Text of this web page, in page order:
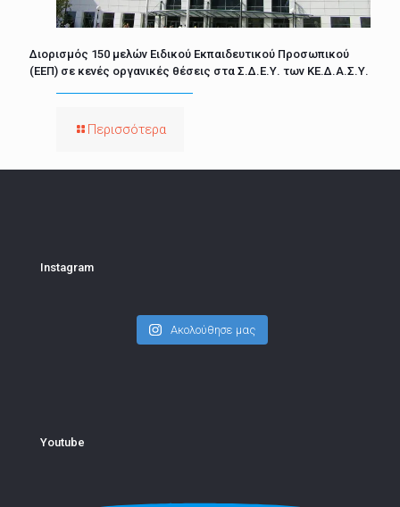
Διορισμός 150 μελών Ειδικού Εκπαιδευτικού Προσωπικού
(ΕΕΠ) σε κενές οργανικές θέσεις στα Σ.Δ.Ε.Υ. των ΚΕ.Δ.Α.Σ.Υ.
Περισσότερα
Instagram
Ακολούθησε μας
Youtube